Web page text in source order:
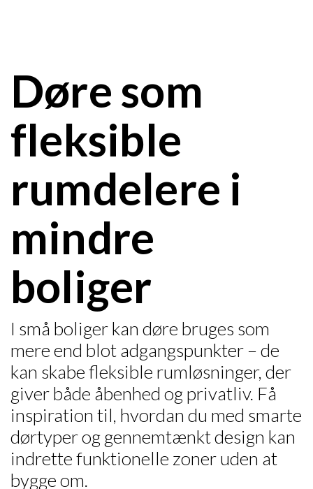
Døre som
fleksible
rumdelere i
mindre
boliger
I små boliger kan døre bruges som
mere end blot adgangspunkter – de
kan skabe fleksible rumløsninger, der
giver både åbenhed og privatliv. Få
inspiration til, hvordan du med smarte
dørtyper og gennemtænkt design kan
indrette funktionelle zoner uden at
bygge om.